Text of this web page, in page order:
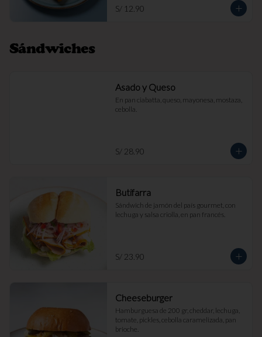
S/ 12.90
Sándwiches
Asado y Queso
En pan ciabatta, queso, mayonesa, mostaza,
cebolla.
S/ 28.90
Butifarra
Sándwich de jamón del país gourmet, con
lechuga y salsa criolla, en pan francés.
S/ 23.90
Cheeseburger
Hamburguesa de 200 gr, cheddar, lechuga,
tomate, pickles, cebolla caramelizada, pan
brioche.